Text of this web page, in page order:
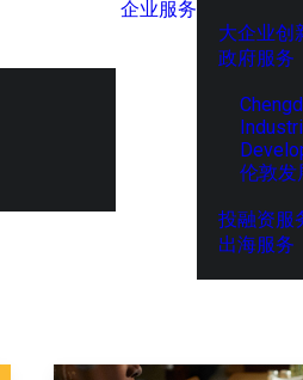
企业服务
大企业创
政府服务
伦敦发
投融资服
出海服务